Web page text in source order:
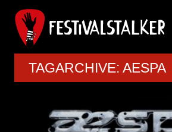
TAGARCHIVE: AESPA